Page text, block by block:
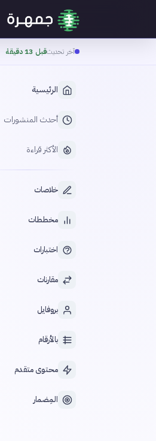
آخر تحديثقبل 13 دقيقة
الرئيسية
أحدث المنشورات
الأكثر قراءة
خلاصات
مخططات
اختبارات
مقارنات
بروفايل
بالأرقام
محتوى متقدم
المِضمار